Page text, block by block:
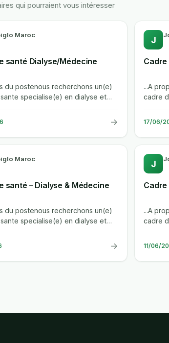
qui pourraient vous intéresser
Maroc
santé Dialyse/Médecine
du postenous recherchons un(e)
specialise(e) en dialyse et
pour rejoindre la direction...
→
J
...A
cadre
17/06/
Maroc
santé – Dialyse & Médecine
du postenous recherchons un(e)
specialise(e) en dialyse et
pour rejoindre la direction...
→
J
...A
cadre
11/06/